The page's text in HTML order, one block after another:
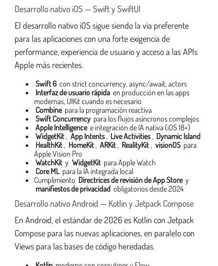
Desarrollo nativo iOS — Swift y SwiftUI
El desarrollo nativo iOS sigue siendo la vía preferente
para las aplicaciones con una forte exigencia de
performance, experiencia de usuario y acceso a las APIs
Apple más recientes.
Swift 6 con strict concurrency, async/await, actors
Interfaz de usuario rápida en producción en las apps
modernas, UIKit cuando es necesario
Combine para la programación reactiva
Swift Concurrency para los flujos asíncronos complejos
Apple Intelligence e integración de IA nativa (iOS 18+)
WidgetKit, App Intents, Live Activities, Dynamic Island
HealthKit, HomeKit, ARKit, RealityKit , visionOS para
Apple Vision Pro
WatchKit y WidgetKit para Apple Watch
Core ML para la IA integrada local
Cumplimiento Directrices de revisión de App Store y
manifiestos de privacidad obligatorios desde 2024
Desarrollo nativo Android — Kotlin y Jetpack Compose
En Android, el estándar de 2026 es Kotlin con Jetpack
Compose para las nuevas aplicaciones, en paralelo con
Views para las bases de código heredadas.